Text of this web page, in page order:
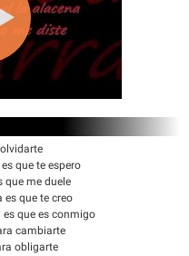
que te espero
que me duele
es que te creo
es que es conmigo
cambiarte
obligarte